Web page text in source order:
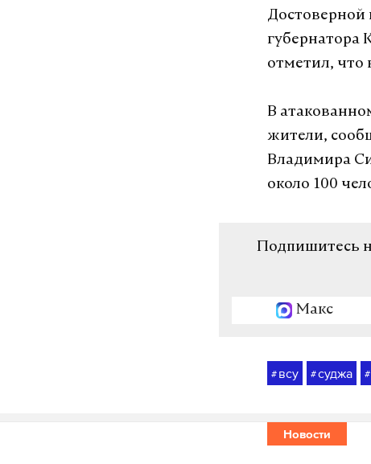
Достоверной
губернатора
отметил, что
В
жители,
Владимира
около 100
Подпишитесь
Макс
# всу #суджа #
Новости